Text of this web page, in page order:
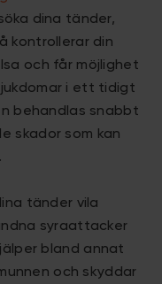
dina tänder,
kontrollerar din
och får möjlighet
i ett tidigt
behandlas snabbt
skador som kan
tänder vila
syraattacker
bland annat
och skyddar